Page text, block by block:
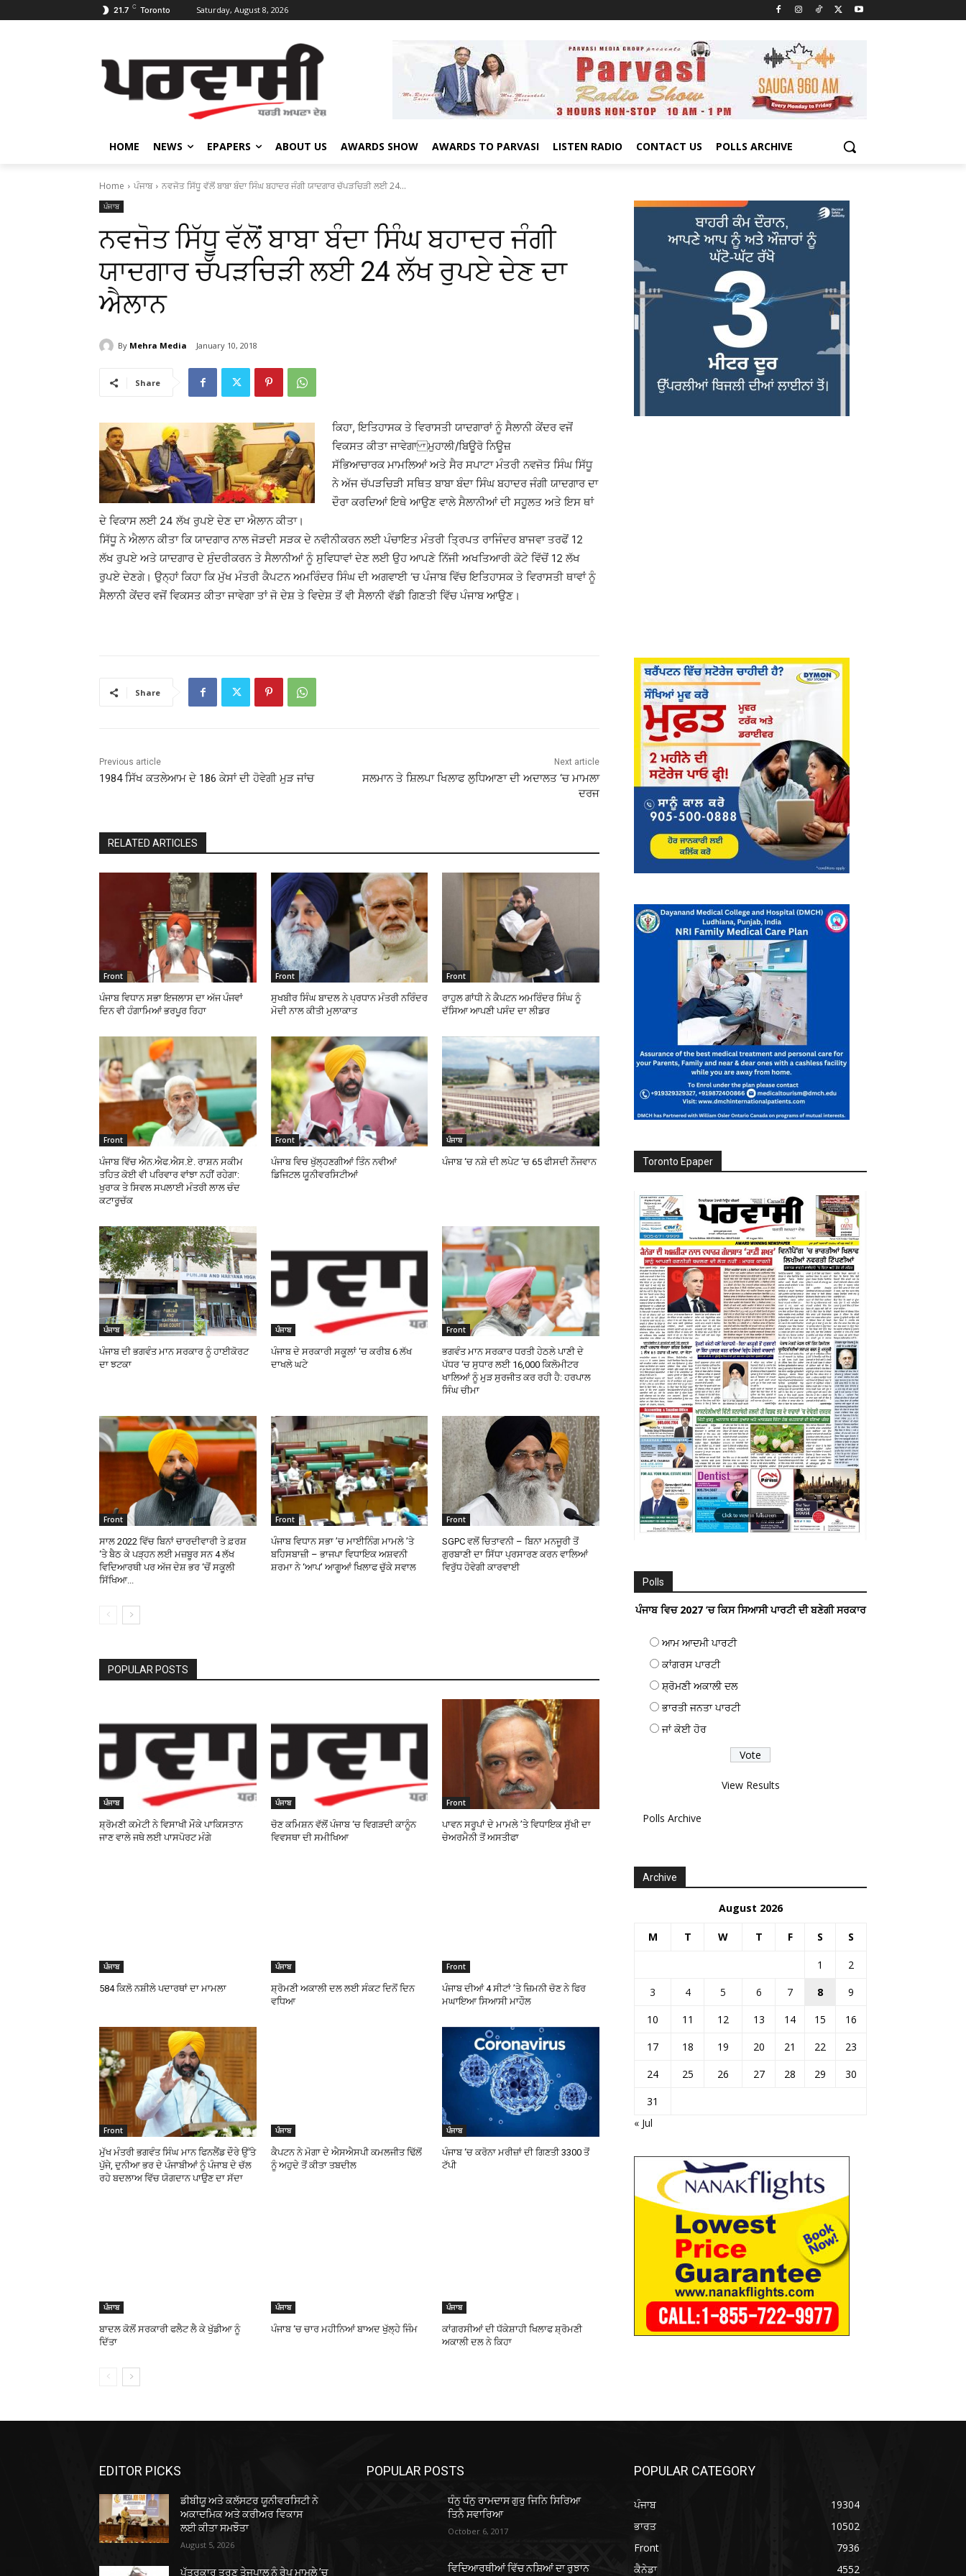
21.7 C Toronto Saturday, August 8, 2026
HOME NEWS EPAPERS ABOUT US AWARDS SHOW AWARDS TO PARVASI LISTEN RADIO CONTACT US POLLS ARCHIVE
Home ਪੰਜਾਬ ਨਵਜੋਤ ਸਿੱਧੂ ਵੱਲੋਂ ਬਾਬਾ ਬੰਦਾ ਸਿੰਘ ਬਹਾਦਰ ਜੰਗੀ ਯਾਦਗਾਰ ਚੱਪੜਚਿੜੀ ਲਈ 24...
ਪੰਜਾਬ
ਨਵਜੋਤ ਸਿੱਧੂ ਵੱਲੋਂ ਬਾਬਾ ਬੰਦਾ ਸਿੰਘ ਬਹਾਦਰ ਜੰਗੀ
ਯਾਦਗਾਰ ਚੱਪੜਚਿੜੀ ਲਈ 24 ਲੱਖ ਰੁਪਏ ਦੇਣ ਦਾ
ਐਲਾਨ
By Mehra Media January 10, 2018
Share
ਕਿਹਾ, ਇਤਿਹਾਸਕ ਤੇ ਵਿਰਾਸਤੀ ਯਾਦਗਾਰਾਂ ਨੂੰ ਸੈਲਾਨੀ ਕੇਂਦਰ ਵਜੋਂ
ਵਿਕਸਤ ਕੀਤਾ ਜਾਵੇਗਾ ਮੁਹਾਲੀ/ਬਿਊਰੋ ਨਿਊਜ਼
ਸੱਭਿਆਚਾਰਕ ਮਾਮਲਿਆਂ ਅਤੇ ਸੈਰ ਸਪਾਟਾ ਮੰਤਰੀ ਨਵਜੋਤ ਸਿੰਘ ਸਿੱਧੂ
ਨੇ ਅੱਜ ਚੱਪੜਚਿੜੀ ਸਥਿਤ ਬਾਬਾ ਬੰਦਾ ਸਿੰਘ ਬਹਾਦਰ ਜੰਗੀ ਯਾਦਗਾਰ ਦਾ
ਦੌਰਾ ਕਰਦਿਆਂ ਇਥੇ ਆਉਣ ਵਾਲੇ ਸੈਲਾਨੀਆਂ ਦੀ ਸਹੂਲਤ ਅਤੇ ਇਸ ਥਾਂ
ਦੇ ਵਿਕਾਸ ਲਈ 24 ਲੱਖ ਰੁਪਏ ਦੇਣ ਦਾ ਐਲਾਨ ਕੀਤਾ।
ਸਿੱਧੂ ਨੇ ਐਲਾਨ ਕੀਤਾ ਕਿ ਯਾਦਗਾਰ ਨਾਲ ਜੋੜਦੀ ਸੜਕ ਦੇ ਨਵੀਨੀਕਰਨ ਲਈ ਪੰਚਾਇਤ ਮੰਤਰੀ ਤ੍ਰਿਪਤ ਰਾਜਿੰਦਰ ਬਾਜਵਾ ਤਰਫੋਂ 12
ਲੱਖ ਰੁਪਏ ਅਤੇ ਯਾਦਗਾਰ ਦੇ ਸੁੰਦਰੀਕਰਨ ਤੇ ਸੈਲਾਨੀਆਂ ਨੂੰ ਸੁਵਿਧਾਵਾਂ ਦੇਣ ਲਈ ਉਹ ਆਪਣੇ ਨਿੱਜੀ ਅਖਤਿਆਰੀ ਕੋਟੇ ਵਿੱਚੋਂ 12 ਲੱਖ
ਰੁਪਏ ਦੇਣਗੇ। ਉਨ੍ਹਾਂ ਕਿਹਾ ਕਿ ਮੁੱਖ ਮੰਤਰੀ ਕੈਪਟਨ ਅਮਰਿੰਦਰ ਸਿੰਘ ਦੀ ਅਗਵਾਈ ‘ਚ ਪੰਜਾਬ ਵਿੱਚ ਇਤਿਹਾਸਕ ਤੇ ਵਿਰਾਸਤੀ ਥਾਵਾਂ ਨੂੰ
ਸੈਲਾਨੀ ਕੇਂਦਰ ਵਜੋਂ ਵਿਕਸਤ ਕੀਤਾ ਜਾਵੇਗਾ ਤਾਂ ਜੋ ਦੇਸ਼ ਤੇ ਵਿਦੇਸ਼ ਤੋਂ ਵੀ ਸੈਲਾਨੀ ਵੱਡੀ ਗਿਣਤੀ ਵਿੱਚ ਪੰਜਾਬ ਆਉਣ।
Share
Previous article
1984 ਸਿੱਖ ਕਤਲੇਆਮ ਦੇ 186 ਕੇਸਾਂ ਦੀ ਹੋਵੇਗੀ ਮੁੜ ਜਾਂਚ
Next article
ਸਲਮਾਨ ਤੇ ਸ਼ਿਲਪਾ ਖਿਲਾਫ ਲੁਧਿਆਣਾ ਦੀ ਅਦਾਲਤ ‘ਚ ਮਾਮਲਾ
ਦਰਜ
RELATED ARTICLES
Front
ਪੰਜਾਬ ਵਿਧਾਨ ਸਭਾ ਇਜਲਾਸ ਦਾ ਅੱਜ ਪੰਜਵਾਂ
ਦਿਨ ਵੀ ਹੰਗਾਮਿਆਂ ਭਰਪੂਰ ਰਿਹਾ
Front
ਸੁਖਬੀਰ ਸਿੰਘ ਬਾਦਲ ਨੇ ਪ੍ਰਧਾਨ ਮੰਤਰੀ ਨਰਿੰਦਰ
ਮੋਦੀ ਨਾਲ ਕੀਤੀ ਮੁਲਾਕਾਤ
Front
ਰਾਹੁਲ ਗਾਂਧੀ ਨੇ ਕੈਪਟਨ ਅਮਰਿੰਦਰ ਸਿੰਘ ਨੂੰ
ਦੱਸਿਆ ਆਪਣੀ ਪਸੰਦ ਦਾ ਲੀਡਰ
Front
ਪੰਜਾਬ ਵਿੱਚ ਐਨ.ਐਫ.ਐਸ.ਏ. ਰਾਸ਼ਨ ਸਕੀਮ
ਤਹਿਤ ਕੋਈ ਵੀ ਪਰਿਵਾਰ ਵਾਂਝਾ ਨਹੀਂ ਰਹੇਗਾ:
ਖੁਰਾਕ ਤੇ ਸਿਵਲ ਸਪਲਾਈ ਮੰਤਰੀ ਲਾਲ ਚੰਦ
ਕਟਾਰੂਚੱਕ
Front
ਪੰਜਾਬ ਵਿਚ ਖੁੱਲ੍ਹਣਗੀਆਂ ਤਿੰਨ ਨਵੀਆਂ
ਡਿਜਿਟਲ ਯੂਨੀਵਰਸਿਟੀਆਂ
ਪੰਜਾਬ
ਪੰਜਾਬ ‘ਚ ਨਸ਼ੇ ਦੀ ਲਪੇਟ ‘ਚ 65 ਫੀਸਦੀ ਨੌਜਵਾਨ
ਪੰਜਾਬ
ਪੰਜਾਬ ਦੀ ਭਗਵੰਤ ਮਾਨ ਸਰਕਾਰ ਨੂੰ ਹਾਈਕੋਰਟ
ਦਾ ਝਟਕਾ
ਪੰਜਾਬ
ਪੰਜਾਬ ਦੇ ਸਰਕਾਰੀ ਸਕੂਲਾਂ ‘ਚ ਕਰੀਬ 6 ਲੱਖ
ਦਾਖਲੇ ਘਟੇ
Front
ਭਗਵੰਤ ਮਾਨ ਸਰਕਾਰ ਧਰਤੀ ਹੇਠਲੇ ਪਾਣੀ ਦੇ
ਪੱਧਰ ‘ਚ ਸੁਧਾਰ ਲਈ 16,000 ਕਿਲੋਮੀਟਰ
ਖਾਲਿਆਂ ਨੂੰ ਮੁੜ ਸੁਰਜੀਤ ਕਰ ਰਹੀ ਹੈ: ਹਰਪਾਲ
ਸਿੰਘ ਚੀਮਾ
Front
ਸਾਲ 2022 ਵਿੱਚ ਬਿਨਾਂ ਚਾਰਦੀਵਾਰੀ ਤੇ ਫ਼ਰਸ਼
‘ਤੇ ਬੈਠ ਕੇ ਪੜ੍ਹਨ ਲਈ ਮਜ਼ਬੂਰ ਸਨ 4 ਲੱਖ
ਵਿਦਿਆਰਥੀ ਪਰ ਅੱਜ ਦੇਸ਼ ਭਰ ‘ਚੋਂ ਸਕੂਲੀ
ਸਿੱਖਿਆ...
Front
ਪੰਜਾਬ ਵਿਧਾਨ ਸਭਾ ’ਚ ਮਾਈਨਿੰਗ ਮਾਮਲੇ ’ਤੇ
ਬਹਿਸਬਾਜ਼ੀ – ਭਾਜਪਾ ਵਿਧਾਇਕ ਅਸ਼ਵਨੀ
ਸ਼ਰਮਾ ਨੇ ‘ਆਪ’ ਆਗੂਆਂ ਖਿਲਾਫ ਚੁੱਕੇ ਸਵਾਲ
Front
SGPC ਵਲੋਂ ਚਿਤਾਵਨੀ – ਬਿਨਾ ਮਨਜੂਰੀ ਤੋਂ
ਗੁਰਬਾਣੀ ਦਾ ਸਿੱਧਾ ਪ੍ਰਸਾਰਣ ਕਰਨ ਵਾਲਿਆਂ
ਵਿਰੁੱਧ ਹੋਵੇਗੀ ਕਾਰਵਾਈ
POPULAR POSTS
ਪੰਜਾਬ
ਸ਼੍ਰੋਮਣੀ ਕਮੇਟੀ ਨੇ ਵਿਸਾਖੀ ਮੌਕੇ ਪਾਕਿਸਤਾਨ
ਜਾਣ ਵਾਲੇ ਜਥੇ ਲਈ ਪਾਸਪੋਰਟ ਮੰਗੇ
ਪੰਜਾਬ
ਚੋਣ ਕਮਿਸ਼ਨ ਵੱਲੋਂ ਪੰਜਾਬ ‘ਚ ਵਿਗੜਦੀ ਕਾਨੂੰਨ
ਵਿਵਸਥਾ ਦੀ ਸਮੀਖਿਆ
Front
ਪਾਵਨ ਸਰੂਪਾਂ ਦੇ ਮਾਮਲੇ ’ਤੇ ਵਿਧਾਇਕ ਸੁੱਖੀ ਦਾ
ਚੇਅਰਮੈਨੀ ਤੋਂ ਅਸਤੀਫਾ
ਪੰਜਾਬ
584 ਕਿਲੋ ਨਸ਼ੀਲੇ ਪਦਾਰਥਾਂ ਦਾ ਮਾਮਲਾ
ਪੰਜਾਬ
ਸ਼੍ਰੋਮਣੀ ਅਕਾਲੀ ਦਲ ਲਈ ਸੰਕਟ ਦਿਨੋਂ ਦਿਨ
ਵਧਿਆ
Front
ਪੰਜਾਬ ਦੀਆਂ 4 ਸੀਟਾਂ ’ਤੇ ਜ਼ਿਮਨੀ ਚੋਣ ਨੇ ਫਿਰ
ਮਘਾਇਆ ਸਿਆਸੀ ਮਾਹੌਲ
Front
ਮੁੱਖ ਮੰਤਰੀ ਭਗਵੰਤ ਸਿੰਘ ਮਾਨ ਫਿਨਲੈਂਡ ਦੌਰੇ ਉੱਤੇ
ਪੁੱਜੇ, ਦੁਨੀਆ ਭਰ ਦੇ ਪੰਜਾਬੀਆਂ ਨੂੰ ਪੰਜਾਬ ਦੇ ਚੱਲ
ਰਹੇ ਬਦਲਾਅ ਵਿੱਚ ਯੋਗਦਾਨ ਪਾਉਣ ਦਾ ਸੱਦਾ
ਪੰਜਾਬ
ਕੈਪਟਨ ਨੇ ਮੋਗਾ ਦੇ ਐਸਐਸਪੀ ਕਮਲਜੀਤ ਢਿੱਲੋਂ
ਨੂੰ ਅਹੁਦੇ ਤੋਂ ਕੀਤਾ ਤਬਦੀਲ
ਪੰਜਾਬ
ਪੰਜਾਬ ‘ਚ ਕਰੋਨਾ ਮਰੀਜ਼ਾਂ ਦੀ ਗਿਣਤੀ 3300 ਤੋਂ
ਟੱਪੀ
ਪੰਜਾਬ
ਬਾਦਲ ਕੋਲੋਂ ਸਰਕਾਰੀ ਫਲੈਟ ਲੈ ਕੇ ਖੁੱਡੀਆ ਨੂੰ
ਦਿੱਤਾ
ਪੰਜਾਬ
ਪੰਜਾਬ ‘ਚ ਚਾਰ ਮਹੀਨਿਆਂ ਬਾਅਦ ਖੁੱਲ੍ਹੇ ਜਿੰਮ
ਪੰਜਾਬ
ਕਾਂਗਰਸੀਆਂ ਦੀ ਧੱਕੇਸ਼ਾਹੀ ਖਿਲਾਫ ਸ਼੍ਰੋਮਣੀ
ਅਕਾਲੀ ਦਲ ਨੇ ਕਿਹਾ
Toronto Epaper
Polls
ਪੰਜਾਬ ਵਿਚ 2027 ’ਚ ਕਿਸ ਸਿਆਸੀ ਪਾਰਟੀ ਦੀ ਬਣੇਗੀ ਸਰਕਾਰ
ਆਮ ਆਦਮੀ ਪਾਰਟੀ
ਕਾਂਗਰਸ ਪਾਰਟੀ
ਸ਼੍ਰੋਮਣੀ ਅਕਾਲੀ ਦਲ
ਭਾਰਤੀ ਜਨਤਾ ਪਾਰਟੀ
ਜਾਂ ਕੋਈ ਹੋਰ
View Results
Polls Archive
Archive
August 2026
M T W T F S S
1
2
3
4 5 6 7 8
9
10
11 12 13 14 15
16
17
18 19 20 21 22
23
24
25 26 27 28 29
30
31
« Jul
EDITOR PICKS
ਡੀਬੀਯੂ ਅਤੇ ਕਲੱਸਟਰ ਯੂਨੀਵਰਸਿਟੀ ਨੇ
ਅਕਾਦਮਿਕ ਅਤੇ ਕਰੀਅਰ ਵਿਕਾਸ
ਲਈ ਕੀਤਾ ਸਮਝੌਤਾ
August 5, 2026
ਪੱਤਰਕਾਰ ਤਰੁਣ ਤੇਜਪਾਲ ਨੂੰ ਰੇਪ ਮਾਮਲੇ ’ਚ
POPULAR POSTS
ਧੰਨੁ ਧੰਨੁ ਰਾਮਦਾਸ ਗੁਰੁ ਜਿਨਿ ਸਿਰਿਆ
ਤਿਨੈ ਸਵਾਰਿਆ
October 6, 2017
ਵਿਦਿਆਰਥੀਆਂ ਵਿੱਚ ਨਸ਼ਿਆਂ ਦਾ ਰੁਝਾਨ
POPULAR CATEGORY
ਪੰਜਾਬ
19304
ਭਾਰਤ
10502
Front
7936
ਕੈਨੇਡਾ
4552